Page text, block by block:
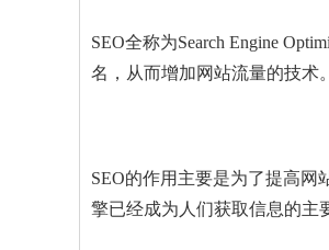
SEO全称为Search Engine
名，从而增加网站流量的技术。
SEO的作用主要是为了提高网
擎已经成为人们获取信息的主